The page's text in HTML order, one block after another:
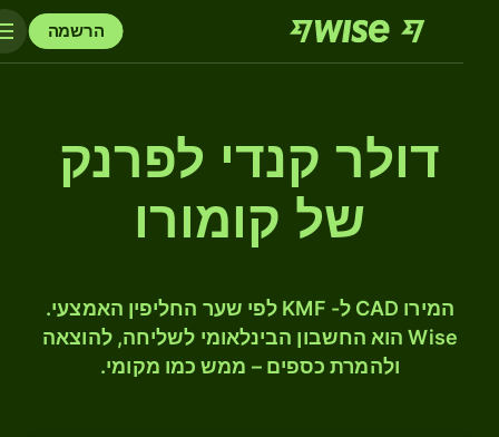
הרשמה
דולר קנדי לפרנק
של קומורו
המירו CAD ל- KMF לפי שער החליפין האמצעי.
Wise הוא החשבון הבינלאומי לשליחה, להוצאה
ולהמרת כספים – ממש כמו מקומי.